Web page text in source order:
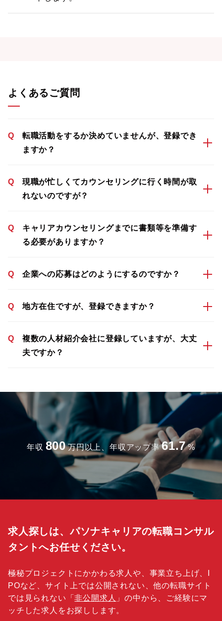
よくあるご質問
Q
転職活動をするか決めていませんが、登録でき
ますか？
Q
現職が忙しくてカウンセリングに行く時間が取
れないのですが？
Q
キャリアカウンセリングまでに書類等を準備す
る必要がありますか？
Q 企業への応募はどのようにするのですか？
Q 地方在住ですが、登録できますか？
Q
複数の人材紹介会社に登録していますが、大丈
夫ですか？
年収 800 万円以上、年収アップ率 61.7 %
求人探しは、パソナキャリアの転職コンサル
タントへお任せください。
極秘プロジェクトにかかわる求人や、事業立ち上げ、I
POなど、サイト上では公開されない、他の転職サイト
では見られない「非公開求人 」の中から、ご経験にマ
ッチした求人をお探しします。